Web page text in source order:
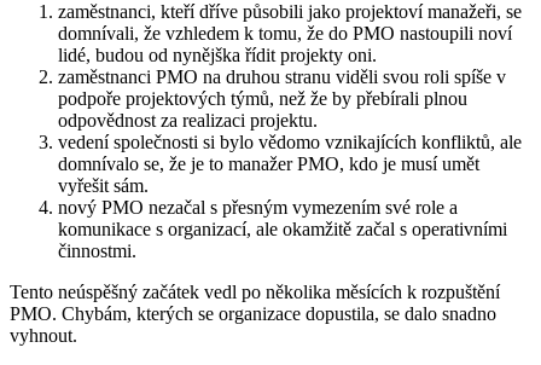
zaměstnanci, kteří dříve působili jako projektoví manažeři, se
domnívali, že vzhledem k tomu, že do PMO nastoupili noví
lidé, budou od nynějška řídit projekty oni.
zaměstnanci PMO na druhou stranu viděli svou roli spíše v
podpoře projektových týmů, než že by přebírali plnou
odpovědnost za realizaci projektu.
vedení společnosti si bylo vědomo vznikajících konfliktů, ale
domnívalo se, že je to manažer PMO, kdo je musí umět
vyřešit sám.
nový PMO nezačal s přesným vymezením své role a
komunikace s organizací, ale okamžitě začal s operativními
činnostmi.
Tento neúspěšný začátek vedl po několika měsících k rozpuštění
PMO. Chybám, kterých se organizace dopustila, se dalo snadno
vyhnout.